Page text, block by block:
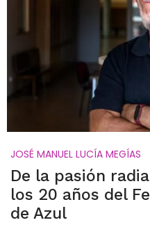
JOSÉ MANUEL LUCÍA MEGÍAS
De la pasión
los 20 años del
de Azul